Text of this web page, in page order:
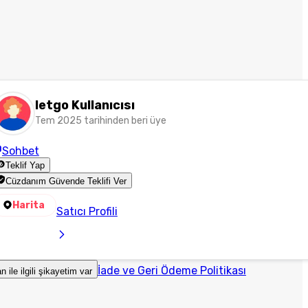
letgo Kullanıcısı
Tem 2025 tarihinden beri üye
Sohbet
Teklif Yap
Cüzdanım Güvende Teklifi Ver
Harita Satıcı Profili
ile ilgili şikayetim var İade ve Geri Ödeme Politikası